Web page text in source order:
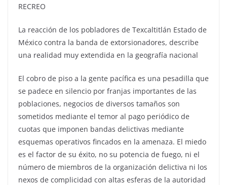
RECREO
La reacción de los pobladores de Texcaltitlán Estado de
México contra la banda de extorsionadores, describe
una realidad muy extendida en la geografía nacional
El cobro de piso a la gente pacífica es una pesadilla que
se padece en silencio por franjas importantes de las
poblaciones, negocios de diversos tamaños son
sometidos mediante el temor al pago periódico de
cuotas que imponen bandas delictivas mediante
esquemas operativos fincados en la amenaza. El miedo
es el factor de su éxito, no su potencia de fuego, ni el
número de miembros de la organización delictiva ni los
nexos de complicidad con altas esferas de la autoridad